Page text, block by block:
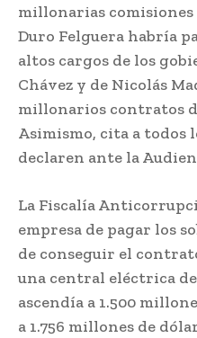
millonarias comisiones
Duro Felguera habría
altos cargos de los
Chávez y de Nicolás
millonarios contratos
Asimismo, cita a todos
declaren ante la
La Fiscalía
empresa de pagar los
de conseguir el
una central eléctrica
ascendía a 1.500
a 1.756 millones de